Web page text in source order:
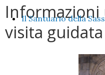
Il Santuario della
visita guidata